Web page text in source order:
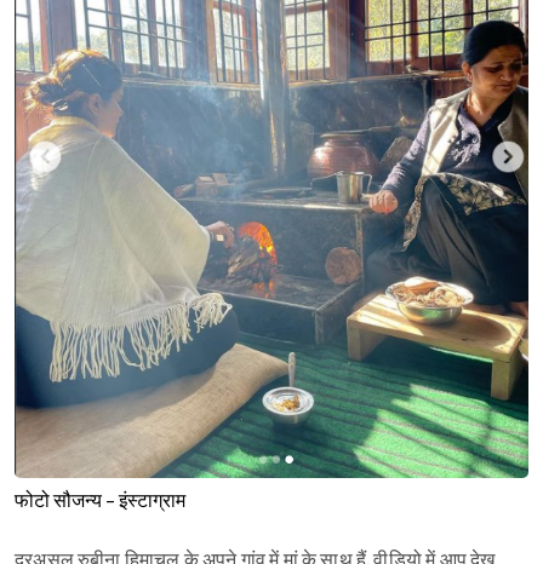
फोटो सौजन्य - इंस्टाग्राम